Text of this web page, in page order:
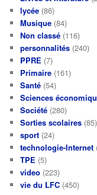
lycée (86)
Musique (84)
Non classé (116)
personnalités (240)
PPRE (7)
Primaire (161)
Santé (54)
Sciences
Société (280)
Sorties scolaires (85)
sport (24)
technologie-Internet
TPE (5)
video (223)
vie du LFC (450)